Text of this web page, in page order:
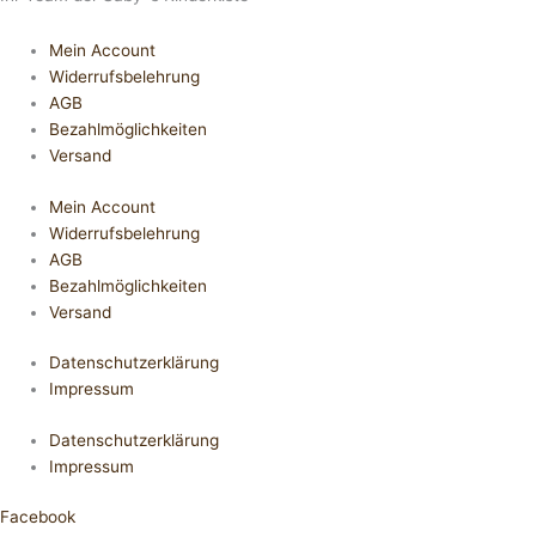
Mein Account
Widerrufsbelehrung
AGB
Bezahlmöglichkeiten
Versand
Mein Account
Widerrufsbelehrung
AGB
Bezahlmöglichkeiten
Versand
Datenschutzerklärung
Impressum
Datenschutzerklärung
Impressum
Facebook